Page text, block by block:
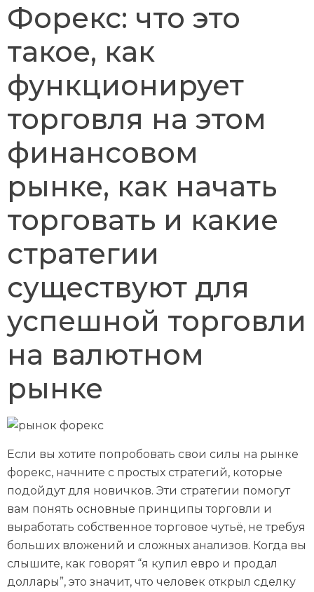
Форекс: что это
такое, как
функционирует
торговля на этом
финансовом
рынке, как начать
торговать и какие
стратегии
существуют для
успешной торговли
на валютном
рынке
Если вы хотите попробовать свои силы на рынке
форекс, начните с простых стратегий, которые
подойдут для новичков. Эти стратегии помогут
вам понять основные принципы торговли и
выработать собственное торговое чутьё, не требуя
больших вложений и сложных анализов. Когда вы
слышите, как говорят “я купил евро и продал
доллары”, это значит, что человек открыл сделку